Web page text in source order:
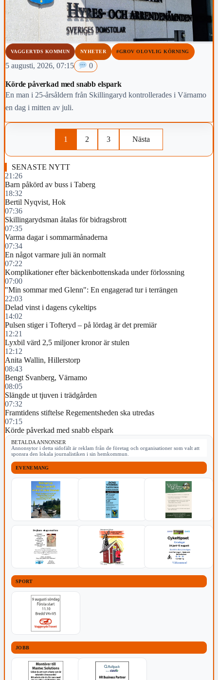
VAGGERYDS KOMMUN NYHETER #GROV OLOVLIG KÖRNING
5 augusti, 2026, 07:15 0
Körde påverkad med snabb elspark
En man i 25-årsåldern från Skillingaryd kontrollerades i Värnamo
en dag i mitten av juli.
1 2 3 Nästa
SENASTE NYTT
21:26
Barn påkörd av buss i Taberg
18:32
Bertil Nyqvist, Hok
07:36
Skillingarydsman åtalas för bidragsbrott
07:35
Varma dagar i sommarmånaderna
07:34
En något varmare juli än normalt
07:22
Komplikationer efter bäckenbottenskada under förlossning
07:00
"Min sommar med Glenn": En engagerad tur i terrängen
22:03
Delad vinst i dagens cykeltips
14:02
Pulsen stiger i Tofteryd – på lördag är det premiär
12:21
Lyxbil värd 2,5 miljoner kronor är stulen
12:12
Anita Wallin, Hillerstorp
08:43
Bengt Svanberg, Värnamo
08:05
Slängde ut tjuven i trädgården
07:32
Framtidens stiftelse Regementsheden ska utredas
07:15
Körde påverkad med snabb elspark
BETALDA ANNONSER
Annonsytor i detta sidofält är reklam från de företag och organisationer som valt att
sponsra den lokala journalistiken i sin hemkommun.
EVENEMANG
SPORT
JOBB